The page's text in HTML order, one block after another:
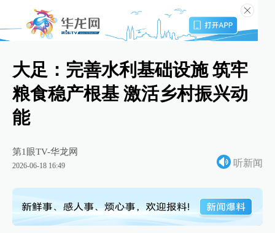
大足：完善水利基础设施 筑牢
粮食稳产根基 激活乡村振兴动
能
第1眼TV-华龙网
2026-06-18 16:49 听新闻